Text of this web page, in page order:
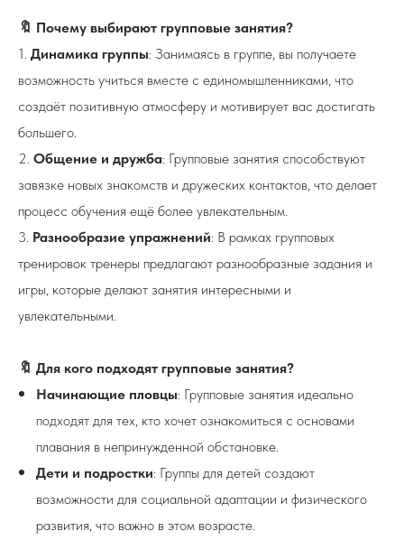
🔖 Почему выбирают групповые занятия?
1. Динамика группы: Занимаясь в группе, вы получаете
возможность учиться вместе с единомышленниками, что
создаёт позитивную атмосферу и мотивирует вас достигать
большего.
2. Общение и дружба: Групповые занятия способствуют
завязке новых знакомств и дружеских контактов, что делает
процесс обучения ещё более увлекательным.
3. Разнообразие упражнений: В рамках групповых
тренировок тренеры предлагают разнообразные задания и
игры, которые делают занятия интересными и
увлекательными.
🔖 Для кого подходят групповые занятия?
Начинающие пловцы: Групповые занятия идеально
подходят для тех, кто хочет ознакомиться с основами
плавания в непринужденной обстановке.
Дети и подростки: Группы для детей создают
возможности для социальной адаптации и физического
развития, что важно в этом возрасте.